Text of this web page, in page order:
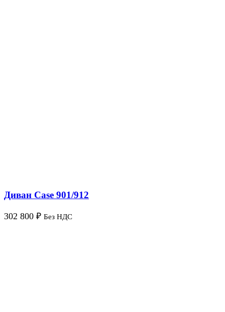
Диван Case 901/912
302 800 ₽ Без НДС